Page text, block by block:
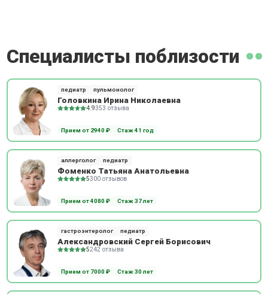
Специалисты поблизости
педиатр пульмонолог
Головкина Ирина Николаевна
4.9353 отзыва
Прием от 2940 ₽ Стаж 41 год
аллерголог педиатр
Фоменко Татьяна Анатольевна
5300 отзывов
Прием от 4080 ₽ Стаж 37 лет
гастроэнтеролог педиатр
Александровский Сергей Борисович
5242 отзыва
Прием от 7000 ₽ Стаж 30 лет